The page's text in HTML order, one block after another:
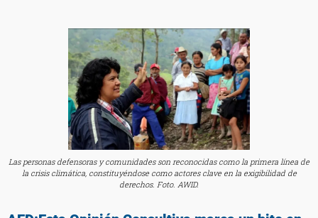
Las personas defensoras y comunidades son reconocidas como la primera línea de
la crisis climática, constituyéndose como actores clave en la exigibilidad de
derechos. Foto. AWID.